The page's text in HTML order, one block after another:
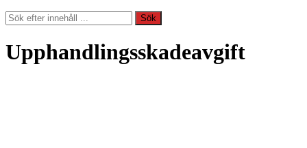
Sök
Sök
Upphandlingsskadeavgift